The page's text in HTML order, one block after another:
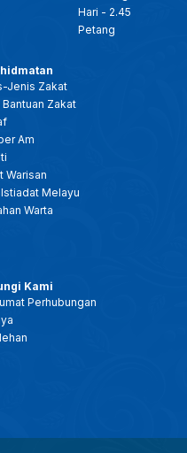
Hari - 2.45
Petang
Jenis Zakat
Bantuan Zakat
Am
Warisan
Melayu
Warta
Kami
Perhubungan